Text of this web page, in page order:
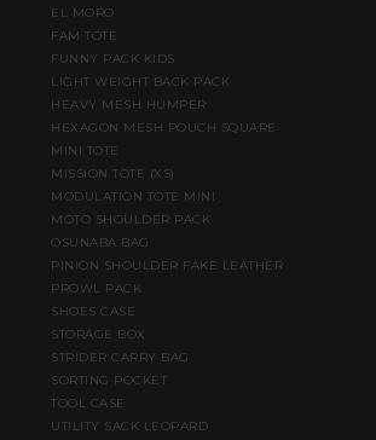
EL MORO
FAM TOTE
FUNNY PACK KIDS
LIGHT WEIGHT BACK PACK
HEAVY MESH HUMPER
HEXAGON MESH POUCH SQUARE
MINI TOTE
MISSION TOTE (XS)
MODULATION TOTE MINI
MOTO SHOULDER PACK
OSUNABA BAG
PINION SHOULDER FAKE LEATHER
PROWL PACK
SHOES CASE
STORAGE BOX
STRIDER CARRY BAG
SORTING POCKET
TOOL CASE
UTILITY SACK LEOPARD